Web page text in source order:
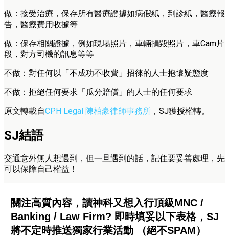
做：接受治療，保存所有醫療證據如病假紙，到診紙，醫療報
告，醫療費用收據等
做：保存相關證據，例如現場照片，車輛損毀照片，車Cam片
段，對方司機的訊息等等
不做：對任何以「不成功不收費」招徠的人士抱懷疑態度
不做：拒絕任何要求「瓜分賠償」的人士的任何要求
原文轉載自CPH Legal 陳柏豪律師事務所 ，SJ獲授權轉。
SJ結語
交通意外無人想遇到，但一旦遇到的話，記住要妥善處理，先
可以保障自己權益！
關注高質內容，讀神科又想入行頂級MNC /
Banking / Law Firm? 即時填妥以下表格，SJ
將不定時推送獨家行業活動 （絕不SPAM）